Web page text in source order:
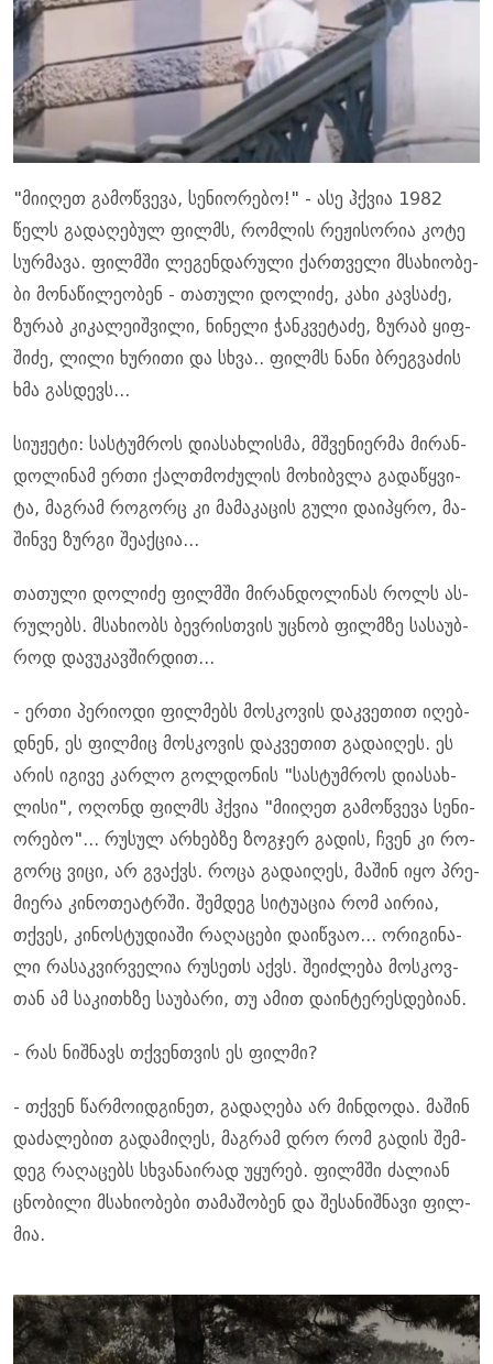
"მი­ი­ღეთ გა­მოწ­ვე­ვა, სე­ნი­ო­რე­ბო!" - ასე ჰქვია 1982
წელს გა­და­ღე­ბულ ფილ­მს, რომ­ლის რე­ჟი­სო­რია კოტე
სურ­მა­ვა. ფილმში ლე­გენ­და­რუ­ლი ქარ­თვე­ლი მსა­ხი­ო­ბე­
ბი მო­ნა­წი­ლე­ო­ბენ - თა­თუ­ლი დო­ლი­ძე, კახი კავ­სა­ძე,
ზუ­რაბ კი­კა­ლე­იშ­ვი­ლი, ნი­ნე­ლი ჭანკვე­ტა­ძე, ზუ­რაბ ყიფ­
ში­ძე, ლილი ხუ­რი­თი და სხვა.. ფილ­მს ნანი ბრეგ­ვა­ძის
ხმა გას­დევს...
სი­უ­ჟე­ტი: სას­ტუმ­როს დი­ა­სახ­ლის­მა, მშვე­ნი­ერ­მა მი­რან­
დო­ლი­ნამ ერთი ქალ­თმო­ძუ­ლის მო­ხიბ­ვლა გა­და­წყვი­
ტა, მაგ­რამ რო­გორც კი მა­მა­კა­ცის გული და­ი­პყრო, მა­
შინ­ვე ზურ­გი შე­აქ­ცია...
თა­თუ­ლი დო­ლი­ძე ფილმში მი­რან­დო­ლი­ნას როლს ას­
რუ­ლებს. მსა­ხი­ობს ბევ­რის­თვის უც­ნობ ფილმზე სა­სა­უბ­
როდ და­ვუ­კავ­შირ­დით...
- ერთი პე­რი­ო­დი ფილ­მებს მოს­კო­ვის დაკ­ვე­თით იღებ­
დნენ, ეს ფილ­მიც მოს­კო­ვის დაკ­ვე­თით გა­და­ი­ღეს. ეს
არის იგი­ვე კარ­ლო გოლ­დო­ნის "სას­ტუმ­როს დი­ა­სახ­
ლი­სი", ოღონდ ფილ­მს ჰქვია "მი­ი­ღეთ გა­მოწ­ვე­ვა სე­ნი­
ო­რე­ბო"... რუ­სულ არ­ხებ­ზე ზოგ­ჯერ გა­დის, ჩვენ კი რო­
გორც ვიცი, არ გვაქვს. როცა გა­და­ი­ღეს, მა­შინ იყო პრე­
მი­ე­რა კი­ნო­თე­ატ­რში. შემ­დეგ სი­ტუ­ა­ცია რომ აი­რია,
თქვეს, კი­ნოს­ტუ­დი­ა­ში რა­ღა­ცე­ბი და­იწ­ვაო... ორი­გი­ნა­
ლი რა­საკ­ვირ­ვე­ლია რუ­სეთს აქვს. შე­იძ­ლე­ბა მოს­კოვ­
თან ამ სა­კი­თხზე სა­უ­ბა­რი, თუ ამით და­ინ­ტე­რეს­დე­ბი­ან.
- რას ნიშ­ნავს თქვენ­თვის ეს ფილ­მი?
- თქვენ წარ­მო­იდ­გი­ნეთ, გა­და­ღე­ბა არ მინ­დო­და. მა­შინ
და­ძა­ლე­ბით გა­და­მი­ღეს, მაგ­რამ დრო რომ გა­დის შემ­
დეგ რა­ღა­ცებს სხვა­ნა­ი­რად უყუ­რებ. ფილმში ძა­ლი­ან
ცნო­ბი­ლი მსა­ხი­ო­ბე­ბი თა­მა­შო­ბენ და შე­სა­ნიშ­ნა­ვი ფილ­
მია.